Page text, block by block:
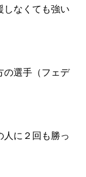
なくても強い
選手（フェデ
に２回も勝っ